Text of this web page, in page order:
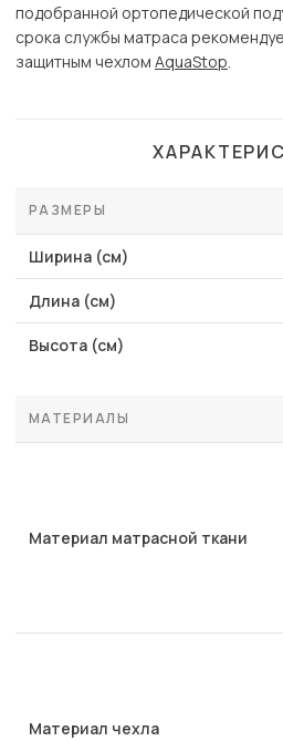
подобранной ортопедической
срока службы матраса
защитным чехлом AquaStop.
РАЗМЕРЫ
Ширина (см)
Длина (см)
Высота (см)
МАТЕРИАЛЫ
Материал матрасной ткани
Материал чехла